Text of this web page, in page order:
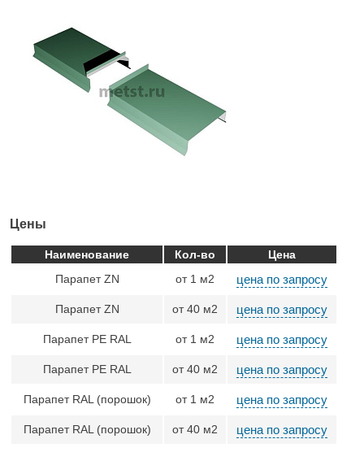
Цены
Наименование Кол-во
Цена
Парапет ZN
от 1 м2 цена по запросу
Парапет ZN от 40 м2 цена по запросу
Парапет PE RAL от 1 м2 цена по запросу
Парапет PE RAL от 40 м2 цена по запросу
Парапет RAL (порошок) от 1 м2 цена по запросу
Парапет RAL (порошок) от 40 м2 цена по запросу